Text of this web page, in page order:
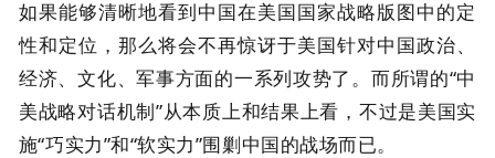
如果能够清晰地看到中国在美国国家战略版图中的定
性和定位，那么将会不再惊讶于美国针对中国政治、
经济、文化、军事方面的一系列攻势了。而所谓的“中
美战略对话机制”从本质上和结果上看，不过是美国实
施“巧实力”和“软实力”围剿中国的战场而已。